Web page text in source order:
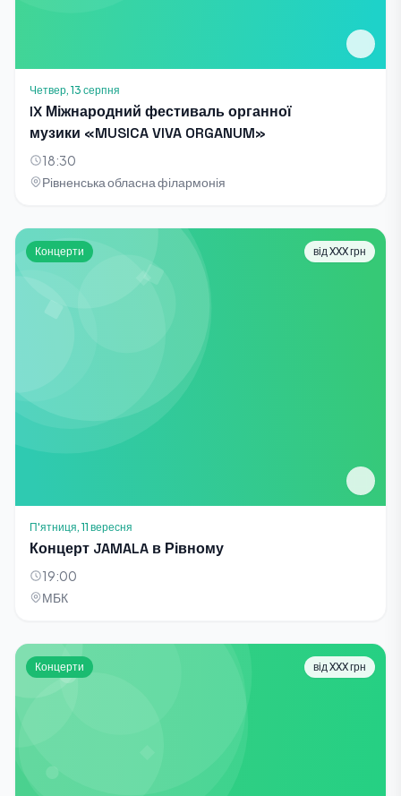
Четвер, 13 серпня
IX Міжнародний фестиваль органної
музики «MUSICA VIVA ORGANUM»
18:30
Рівненська обласна філармонія
Концерти від XXX грн
П'ятниця, 11 вересня
Концерт JAMALA в Рівному
19:00
МБК
Концерти від XXX грн